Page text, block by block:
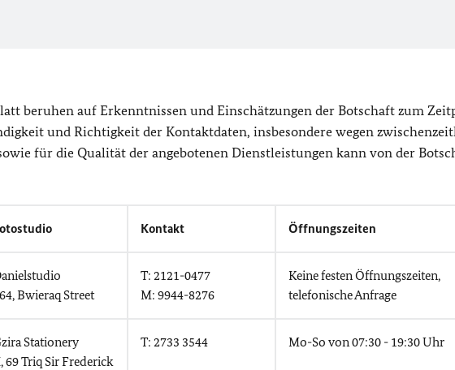
beruhen auf Erkenntnissen und Einschätzungen der Botschaft zum
und Richtigkeit der Kontaktdaten, insbesondere wegen
für die Qualität der angebotenen Dienstleistungen kann von der
Kontakt Öffnungszeiten
Bwieraq Street
T: 2121-0477
M: 9944-8276
Keine festen Öffnungszeiten,
telefonische Anfrage
Stationery
69 Triq Sir Frederick
T: 2733 3544 Mo-So von 07:30 - 19:30 Uhr